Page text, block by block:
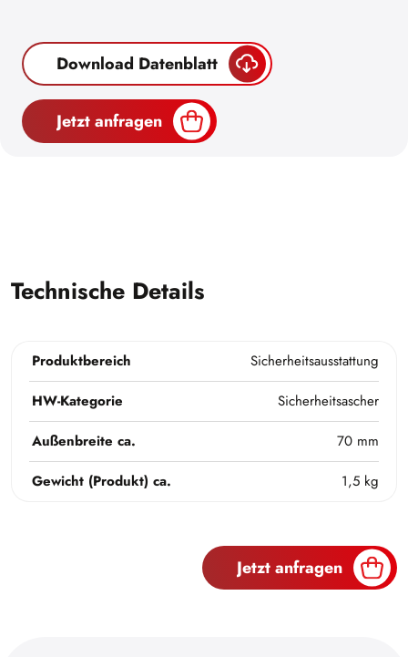
Download Datenblatt
Jetzt anfragen
Technische Details
Produktbereich
Sicherheitsausstattung
HW-Kategorie
Sicherheitsascher
Außenbreite ca.
70 mm
Gewicht (Produkt) ca.
1,5 kg
Jetzt anfragen